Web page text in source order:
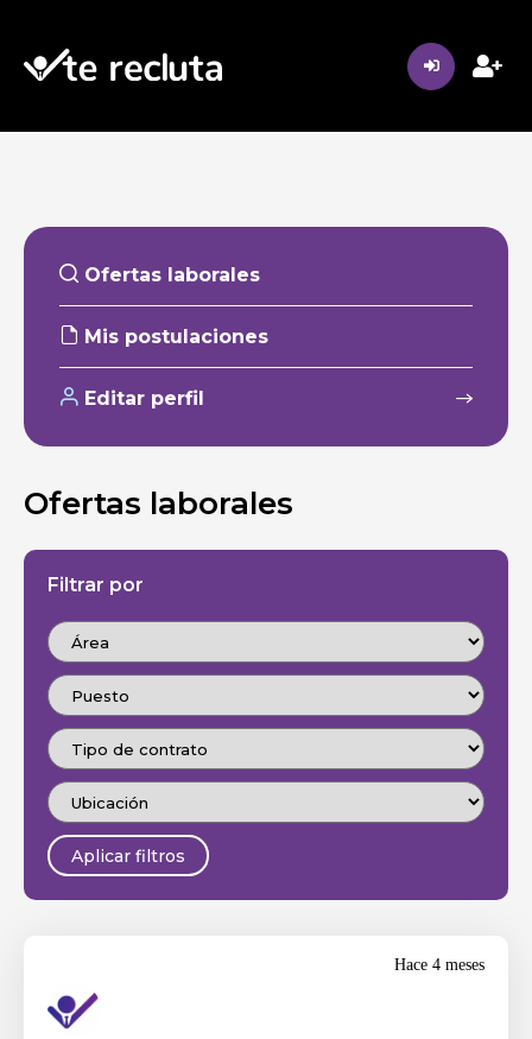
Ofertas laborales
Mis postulaciones
Editar perfil
Ofertas laborales
Filtrar por
Aplicar filtros
Hace 4 meses